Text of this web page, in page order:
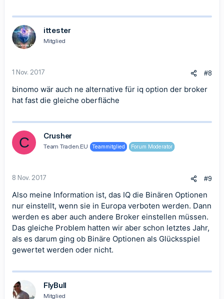
ittester
Mitglied
1 Nov. 2017 #8
binomo wär auch ne alternative für iq option der broker
hat fast die gleiche oberfläche
C Crusher
Team Traden.EU Teammitglied Forum Moderator
8 Nov. 2017 #9
Also meine Information ist, das IQ die Binären Optionen
nur einstellt, wenn sie in Europa verboten werden. Dann
werden es aber auch andere Broker einstellen müssen.
Das gleiche Problem hatten wir aber schon letztes Jahr,
als es darum ging ob Binäre Optionen als Glücksspiel
gewertet werden oder nicht.
FlyBull
Mitglied